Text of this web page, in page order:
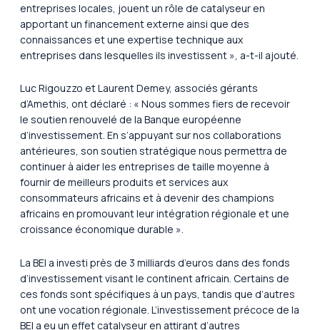
entreprises locales, jouent un rôle de catalyseur en
apportant un financement externe ainsi que des
connaissances et une expertise technique aux
entreprises dans lesquelles ils investissent », a-t-il ajouté.
Luc Rigouzzo et Laurent Demey, associés gérants
d’Amethis, ont déclaré : « Nous sommes fiers de recevoir
le soutien renouvelé de la Banque européenne
d’investissement. En s’appuyant sur nos collaborations
antérieures, son soutien stratégique nous permettra de
continuer à aider les entreprises de taille moyenne à
fournir de meilleurs produits et services aux
consommateurs africains et à devenir des champions
africains en promouvant leur intégration régionale et une
croissance économique durable ».
La BEI a investi près de 3 milliards d’euros dans des fonds
d’investissement visant le continent africain. Certains de
ces fonds sont spécifiques à un pays, tandis que d’autres
ont une vocation régionale. L’investissement précoce de la
BEI a eu un effet catalyseur en attirant d’autres